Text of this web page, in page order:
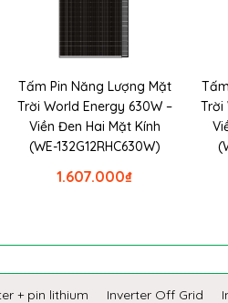
Tấm Pin Năng Lượng Mặt
Trời World Energy 630W –
Viền Đen Hai Mặt Kính
(WE-132G12RHC630W)
₫
1.607.000
Trời
+ pin lithium Inverter Off Grid